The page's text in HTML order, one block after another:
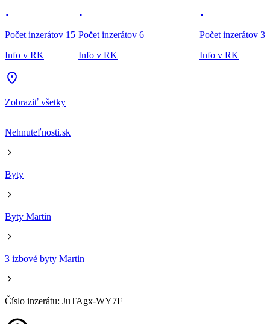
Počet inzerátov 15
Info v RK
Počet inzerátov 6
Info v RK
Počet inzerátov 3
Info v RK
Zobraziť všetky
Nehnuteľnosti.sk
Byty
Byty Martin
3 izbové byty Martin
Číslo inzerátu: JuTAgx-WY7F